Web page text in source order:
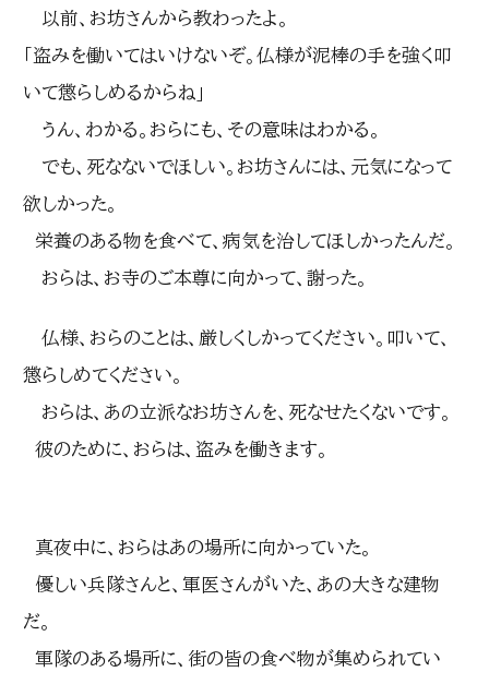
以前、お坊さんから教わったよ。
「盗みを働いてはいけないぞ。仏様が泥棒の手を強く叩
いて懲らしめるからね」
うん、わかる。おらにも、その意味はわかる。
でも、死なないでほしい。お坊さんには、元気になって
欲しかった。
栄養のある物を食べて、病気を治してほしかったんだ。
おらは、お寺のご本尊に向かって、謝った。
仏様、おらのことは、厳しくしかってください。叩いて、
懲らしめてください。
おらは、あの立派なお坊さんを、死なせたくないです。
彼のために、おらは、盗みを働きます。
真夜中に、おらはあの場所に向かっていた。
優しい兵隊さんと、軍医さんがいた、あの大きな建物
だ。
軍隊のある場所に、街の皆の食べ物が集められてい